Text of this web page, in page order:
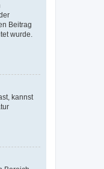
Beitrag
wurde.
kannst